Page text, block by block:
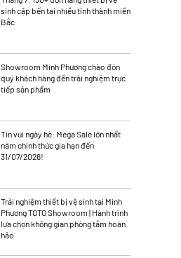
sinh cập bến tại nhiều tỉnh thành miền
Bắc
Showroom Minh Phương chào đón
quý khách hàng đến trải nghiệm trực
tiếp sản phẩm
Tin vui ngày hè: Mega Sale lớn nhất
năm chính thức gia hạn đến
31/07/2026!
Trải nghiệm thiết bị vệ sinh tại Minh
Phương TOTO Showroom | Hành trình
lựa chọn không gian phòng tắm hoàn
hảo